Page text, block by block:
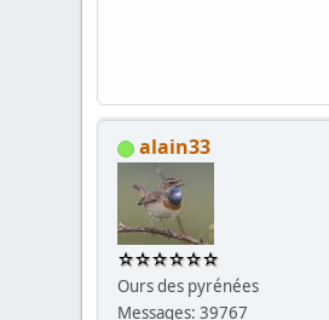
alain33
Ours des pyrénées
Messages: 39767